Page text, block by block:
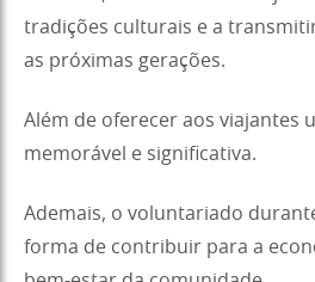
tradições culturais e a
as próximas gerações.
Além de oferecer aos viajantes
memorável e significativa.
Ademais, o voluntariado
forma de contribuir para a